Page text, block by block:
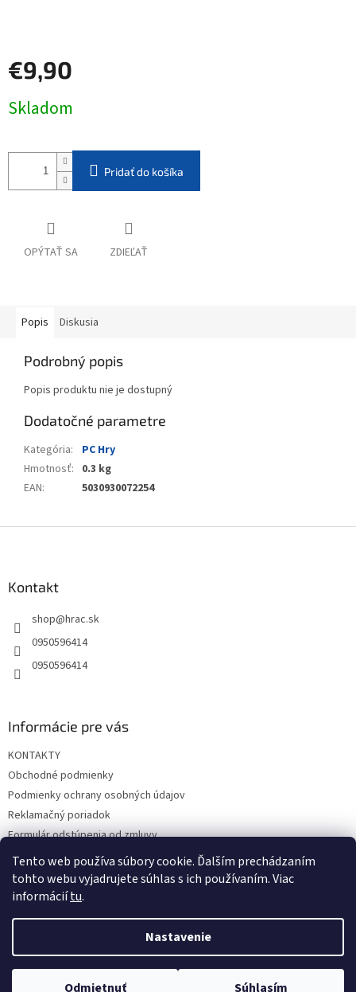
Tento web používa súbory cookie. Ďalším prechádzaním
tohto webu vyjadrujete súhlas s ich používaním. Viac
informáciítu.
Nastavenie
Odmietnuť Súhlasím
€9,90
cena:
Skladom
Pridať do košíka
OPÝTAŤ SA ZDIEĽAŤ
Popis Diskusia
Podrobný popis
Popis produktu nie je dostupný
Dodatočné parametre
Kategória:
PC Hry
Hmotnosť: 0.3 kg
EAN: 5030930072254
Kontakt
shop@hrac.sk
0950596414
0950596414
Informácie pre vás
KONTAKTY
Obchodné podmienky
Podmienky ochrany osobných údajov
Reklamačný poriadok
Formulár odstúpenia od zmluvy
Reklamačný formulár
Copyright 2026hrac.sk. Všetky práva vyhradené.Upraviť